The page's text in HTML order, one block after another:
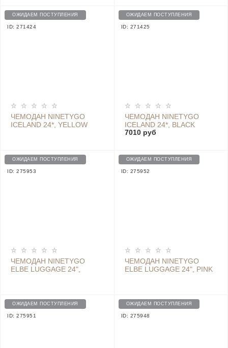
ОЖИДАЕМ ПОСТУПЛЕНИЯ
ID: 271424
ЧЕМОДАН NINETYGO
ICELAND 24*, YELLOW
ОЖИДАЕМ ПОСТУПЛЕНИЯ
ID: 271425
ЧЕМОДАН NINETYGO
ICELAND 24*, BLACK
7010 руб
ОЖИДАЕМ ПОСТУПЛЕНИЯ
ID: 275953
ЧЕМОДАН NINETYGO
ELBE LUGGAGE 24",
ОЖИДАЕМ ПОСТУПЛЕНИЯ
ID: 275952
ЧЕМОДАН NINETYGO
ELBE LUGGAGE 24", PINK
ОЖИДАЕМ ПОСТУПЛЕНИЯ
ID: 275951
ОЖИДАЕМ ПОСТУПЛЕНИЯ
ID: 275948